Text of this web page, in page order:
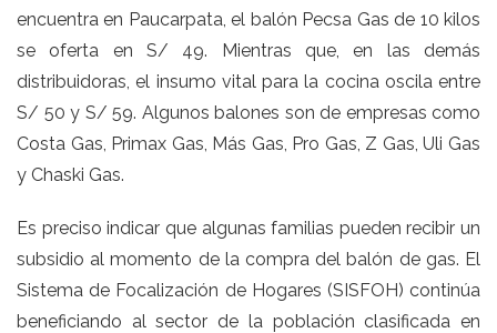
encuentra en Paucarpata, el balón Pecsa Gas de 10 kilos
se oferta en S/ 49. Mientras que, en las demás
distribuidoras, el insumo vital para la cocina oscila entre
S/ 50 y S/ 59. Algunos balones son de empresas como
Costa Gas, Primax Gas, Más Gas, Pro Gas, Z Gas, Uli Gas
y Chaski Gas.
Es preciso indicar que algunas familias pueden recibir un
subsidio al momento de la compra del balón de gas. El
Sistema de Focalización de Hogares (SISFOH) continúa
beneficiando al sector de la población clasificada en